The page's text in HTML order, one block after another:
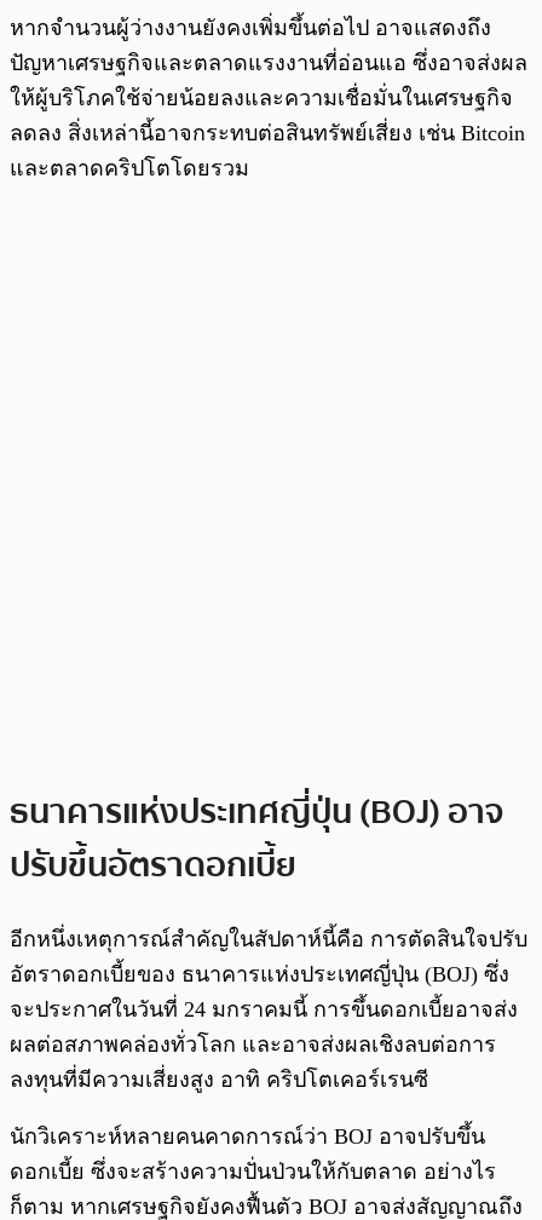
หากจำนวนผู้ว่างงานยังคงเพิ่มขึ้นต่อไป อาจแสดงถึง
ปัญหาเศรษฐกิจและตลาดแรงงานที่อ่อนแอ ซึ่งอาจส่งผล
ให้ผู้บริโภคใช้จ่ายน้อยลงและความเชื่อมั่นในเศรษฐกิจ
ลดลง สิ่งเหล่านี้อาจกระทบต่อสินทรัพย์เสี่ยง เช่น Bitcoin
และตลาดคริปโตโดยรวม
ธนาคารแห่งประเทศญี่ปุ่น (BOJ) อาจ
ปรับขึ้นอัตราดอกเบี้ย
อีกหนึ่งเหตุการณ์สำคัญในสัปดาห์นี้คือ การตัดสินใจปรับ
อัตราดอกเบี้ยของ ธนาคารแห่งประเทศญี่ปุ่น (BOJ) ซึ่ง
จะประกาศในวันที่ 24 มกราคมนี้ การขึ้นดอกเบี้ยอาจส่ง
ผลต่อสภาพคล่องทั่วโลก และอาจส่งผลเชิงลบต่อการ
ลงทุนที่มีความเสี่ยงสูง อาทิ คริปโตเคอร์เรนซี
นักวิเคราะห์หลายคนคาดการณ์ว่า BOJ อาจปรับขึ้น
ดอกเบี้ย ซึ่งจะสร้างความปั่นป่วนให้กับตลาด อย่างไร
ก็ตาม หากเศรษฐกิจยังคงฟื้นตัว BOJ อาจส่งสัญญาณถึง